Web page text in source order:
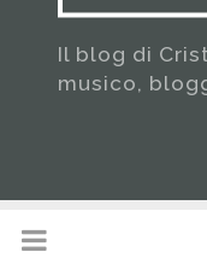
Il blog di
musico,